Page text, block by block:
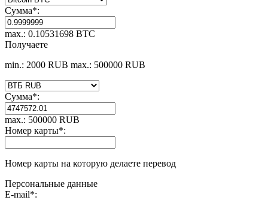
Сумма*:
max.: 0.10531698 BTC
Получаете
min.: 2000 RUB max.: 500000 RUB
Сумма*:
max.: 500000 RUB
Номер карты*:
Номер карты на которую делаете перевод
Персональные данные
E-mail*: